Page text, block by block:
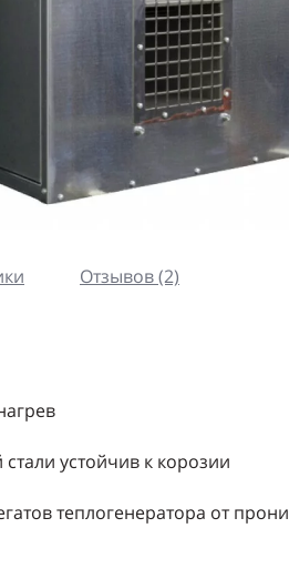
Отзывов (2)
устойчив к корозии
теплогенератора от